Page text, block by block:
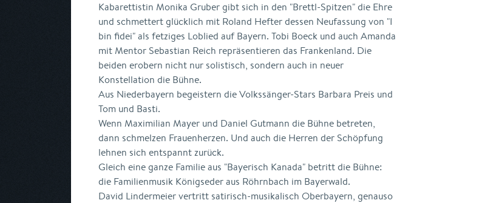
Kabarettistin Monika Gruber gibt sich in den "Brettl-Spitzen" die Ehre
und schmettert glücklich mit Roland Hefter dessen Neufassung von "I
bin fidei" als fetziges Loblied auf Bayern. Tobi Boeck und auch Amanda
mit Mentor Sebastian Reich repräsentieren das Frankenland. Die
beiden erobern nicht nur solistisch, sondern auch in neuer
Konstellation die Bühne.
Aus Niederbayern begeistern die Volkssänger-Stars Barbara Preis und
Tom und Basti.
Wenn Maximilian Mayer und Daniel Gutmann die Bühne betreten,
dann schmelzen Frauenherzen. Und auch die Herren der Schöpfung
lehnen sich entspannt zurück.
Gleich eine ganze Familie aus "Bayerisch Kanada" betritt die Bühne:
die Familienmusik Königseder aus Röhrnbach im Bayerwald.
David Lindermeier vertritt satirisch-musikalisch Oberbayern, genauso